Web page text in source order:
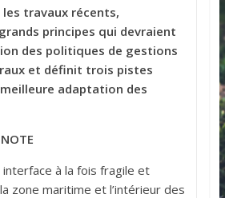
travaux récents,
principes qui devraient
des politiques de gestions
et définit trois pistes
adaptation des
à la fois fragile et
zone maritime et l’intérieur des